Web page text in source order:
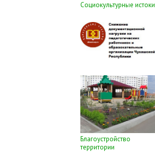
Социокультурные истоки
Благоустройство
территории